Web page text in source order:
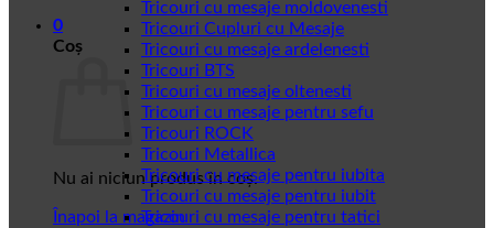
0
Coș
Nu ai niciun produs în coș.
Înapoi la magazin
Tricouri cu mesaje moldovenesti
Tricouri Cupluri cu Mesaje
Tricouri cu mesaje ardelenesti
Tricouri BTS
Tricouri cu mesaje oltenesti
Tricouri cu mesaje pentru sefu
Tricouri ROCK
Tricouri Metallica
Tricouri cu mesaje pentru iubita
Tricouri cu mesaje pentru iubit
Tricouri cu mesaje pentru tatici